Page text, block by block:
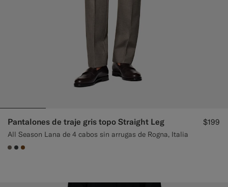
Pantalones de traje gris topo Straight Leg
All Season Lana de 4 cabos sin arrugas de Rogna, Italia
$199
#706559
#3d4043
#76471B